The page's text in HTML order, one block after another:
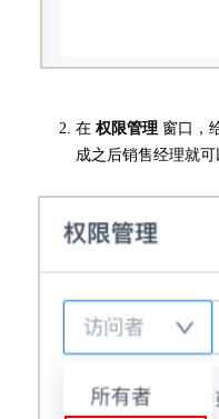
在 权限管理 窗口，
成之后销售经理就可